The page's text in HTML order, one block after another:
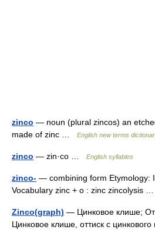
zinco — noun (plural zincos) an
made of zinc …
English new terms
zinco — zin·co … English syllables
zinco- — combining form Etymology:
Vocabulary zinc + o : zinc zincolysis
Zinco(graph) — Цинковое клише;
Цинковое клише, оттиск с